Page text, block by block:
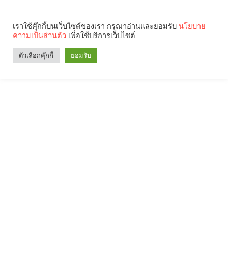
เราใช้คุ๊กกี้บนเว็บไซต์ของเรา กรุณาอ่านและยอมรับ นโยบาย
ความเป็นส่วนตัว เพื่อใช้บริการเว็บไซต์
ตัวเลือกคุ๊กกี้ ยอมรับ